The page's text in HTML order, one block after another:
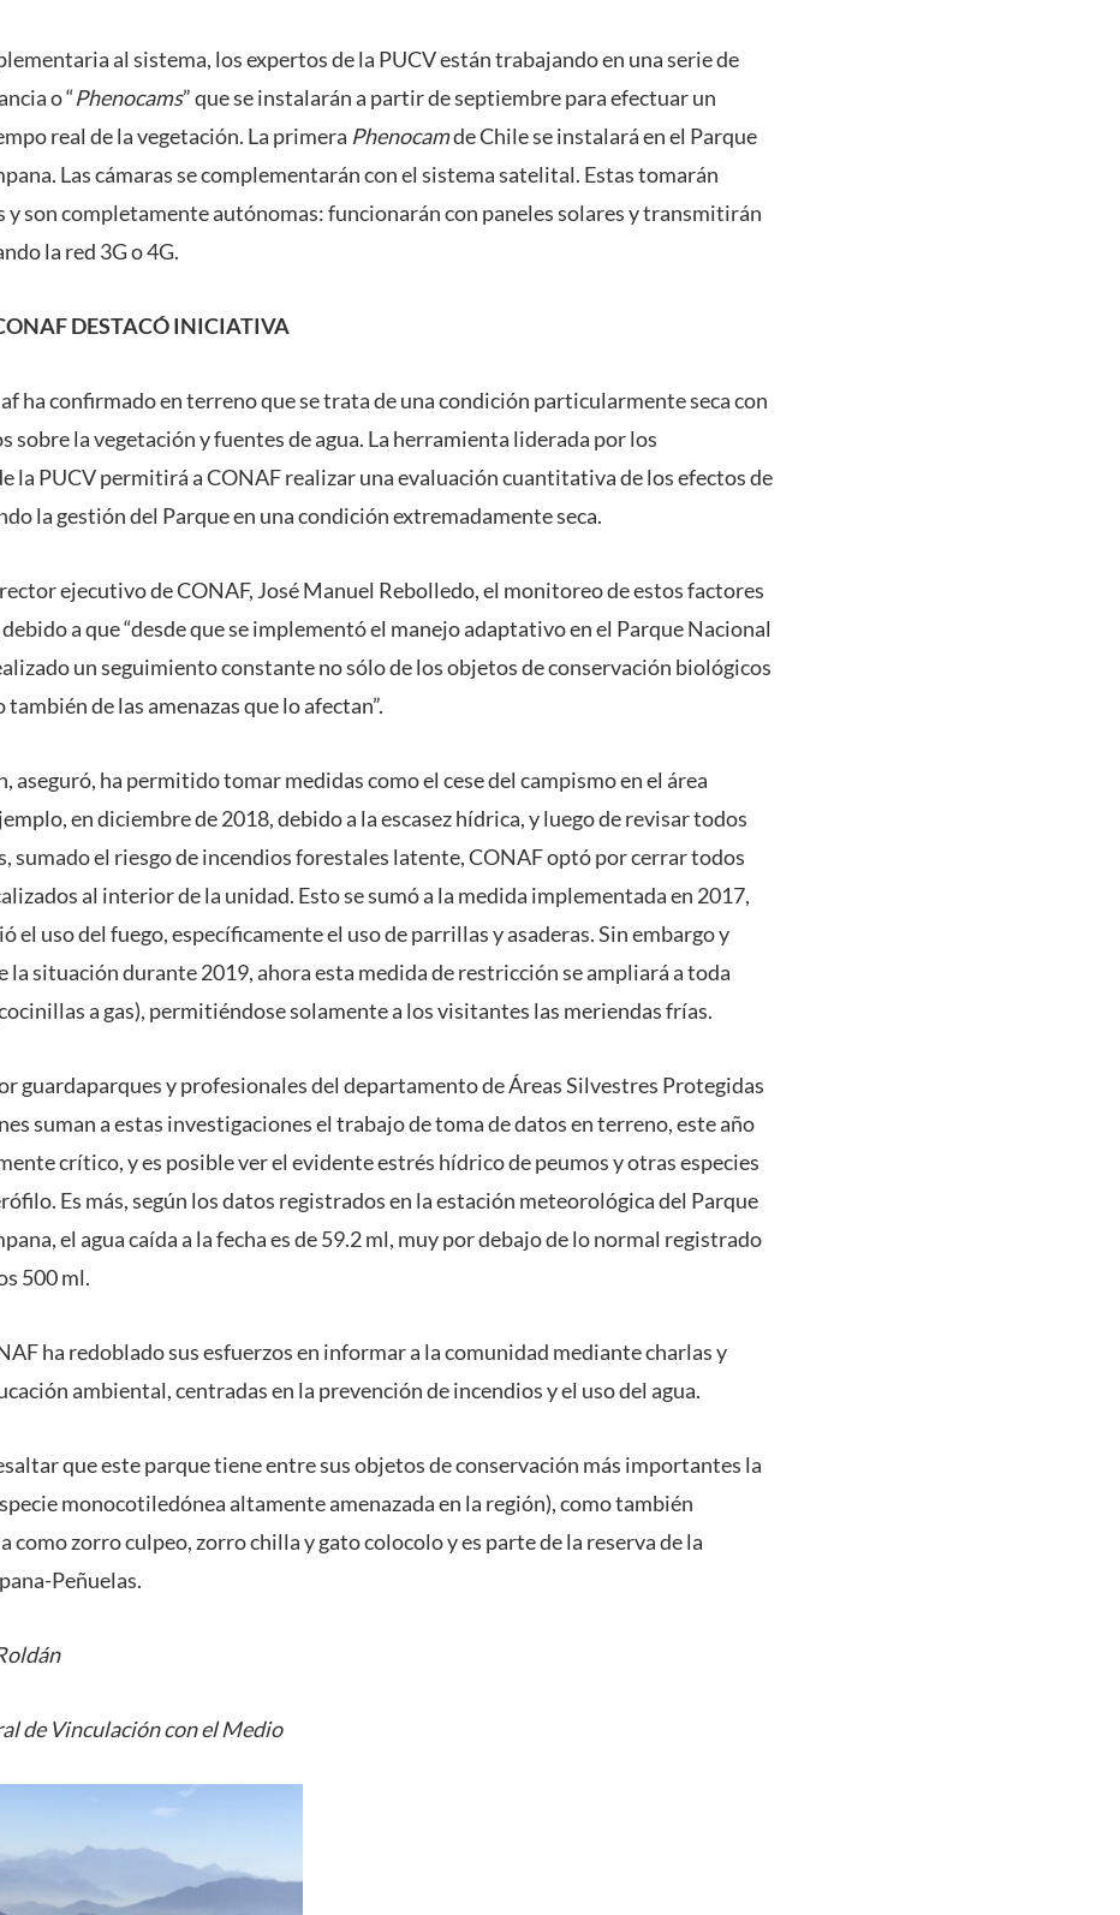
al sistema, los expertos de la PUCV están trabajando en una serie de
o “Phenocams” que se instalarán a partir de septiembre para efectuar un
real de la vegetación. La primera Phenocamde Chile se instalará en el Parque
Las cámaras se complementarán con el sistema satelital. Estas tomarán
y son completamente autónomas: funcionarán con paneles solares y transmitirán
la red 3G o 4G.
DESTACÓ INICIATIVA
ha confirmado en terreno que se trata de una condición particularmente seca con
sobre la vegetación y fuentes de agua. La herramienta liderada por los
la PUCV permitirá a CONAF realizar una evaluación cuantitativa de los efectos de
la gestión del Parque en una condición extremadamente seca.
ejecutivo de CONAF, José Manuel Rebolledo, el monitoreo de estos factores
a que “desde que se implementó el manejo adaptativo en el Parque Nacional
un seguimiento constante no sólo de los objetos de conservación biológicos
de las amenazas que lo afectan”.
aseguró, ha permitido tomar medidas como el cese del campismo en el área
en diciembre de 2018, debido a la escasez hídrica, y luego de revisar todos
sumado el riesgo de incendios forestales latente, CONAF optó por cerrar todos
al interior de la unidad. Esto se sumó a la medida implementada en 2017,
el uso del fuego, específicamente el uso de parrillas y asaderas. Sin embargo y
la situación durante 2019, ahora esta medida de restricción se ampliará a toda
a gas), permitiéndose solamente a los visitantes las meriendas frías.
guardaparques y profesionales del departamento de Áreas Silvestres Protegidas
suman a estas investigaciones el trabajo de toma de datos en terreno, este año
crítico, y es posible ver el evidente estrés hídrico de peumos y otras especies
Es más, según los datos registrados en la estación meteorológica del Parque
el agua caída a la fecha es de 59.2 ml, muy por debajo de lo normal registrado
500 ml.
ha redoblado sus esfuerzos en informar a la comunidad mediante charlas y
ambiental, centradas en la prevención de incendios y el uso del agua.
que este parque tiene entre sus objetos de conservación más importantes la
monocotiledónea altamente amenazada en la región), como también
como zorro culpeo, zorro chilla y gato colocolo y es parte de la reserva de la
Peñuelas.
de Vinculación con el Medio